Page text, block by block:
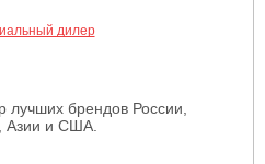
брендов России,
Азии и США.